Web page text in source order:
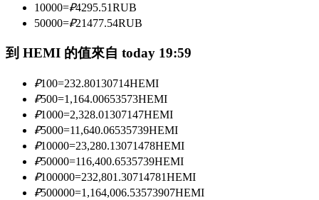
成為跟單交易員
合約資訊
10000=₽4295.51RUB
50000=₽21477.54RUB
到 HEMI 的值來自 today 19:59
₽100=232.80130714HEMI
₽500=1,164.00653573HEMI
₽1000=2,328.01307147HEMI
₽5000=11,640.06535739HEMI
₽10000=23,280.13071478HEMI
₽50000=116,400.6535739HEMI
₽100000=232,801.30714781HEMI
₽500000=1,164,006.53573907HEMI